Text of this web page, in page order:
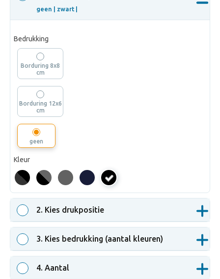
geen | zwart |
Bedrukking
Borduring 8x8
cm
Borduring 12x6
cm
geen
Kleur
zwart
2. Kies drukpositie
3. Kies bedrukking (aantal kleuren)
4. Aantal